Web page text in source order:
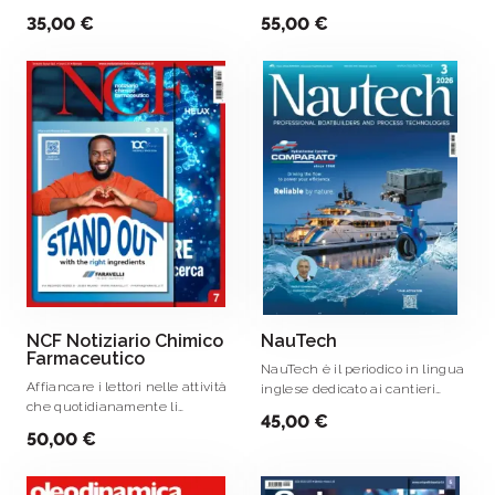
evoluzione della storica testata
solo più attuale .
35,00 €
meccaniche che vogliono avere
sulle novità tecnologiche
presenti sul mercato e .
55,00 €
NCF Notiziario Chimico
Farmaceutico
Affiancare i lettori nelle attività
che quotidianamente li
panoramica qualificata ed
legislative, delle innovazioni
50,00 €
NauTech
NauTech è il periodico in lingua
inglese dedicato ai cantieri
manutenzione, refitting e al
all’industria navale e alle .
45,00 €